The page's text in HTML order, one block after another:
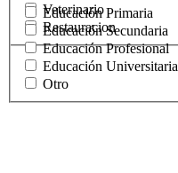
Veterinario
Restauracion
Educación Primaria
Educación Secundaria
Educación Profesional
Educación Universitaria
Otro